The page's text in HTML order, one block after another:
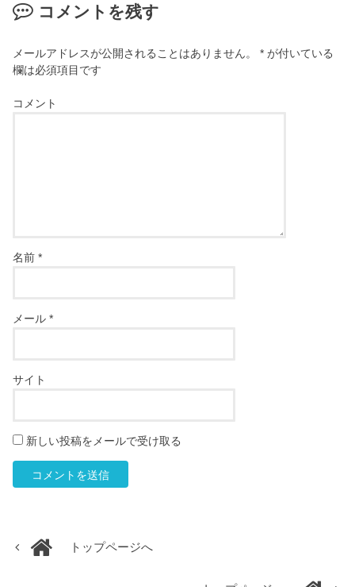
コメントを残す
メールアドレスが公開されることはありません。 * が付いている
欄は必須項目です
コメント
名前*
メール*
サイト
新しい投稿をメールで受け取る
トップページへ